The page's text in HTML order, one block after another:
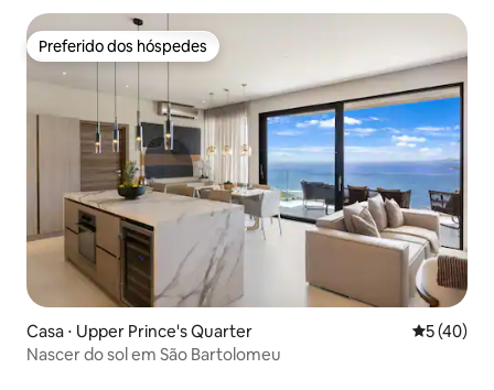
Preferido dos hóspedes
Preferido dos hóspedes
Casa ⋅ Upper Prince's Quarter 5 de uma
5 (40)
Nascer do sol em São Bartolomeu